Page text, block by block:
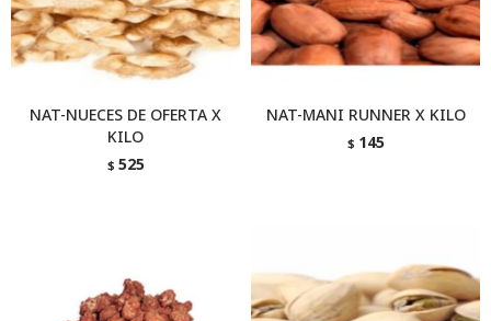
NAT-NUECES DE OFERTA X
KILO
$ 525
NAT-MANI RUNNER X KILO
$ 145